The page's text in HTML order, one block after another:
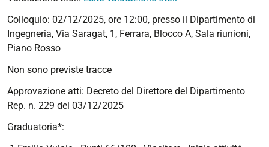
Colloquio: 02/12/2025, ore 12:00, presso il Dipartimento di
Ingegneria, Via Saragat, 1, Ferrara, Blocco A, Sala riunioni,
Piano Rosso
Non sono previste tracce
Approvazione atti: Decreto del Direttore del Dipartimento
Rep. n. 229 del 03/12/2025
Graduatoria*: